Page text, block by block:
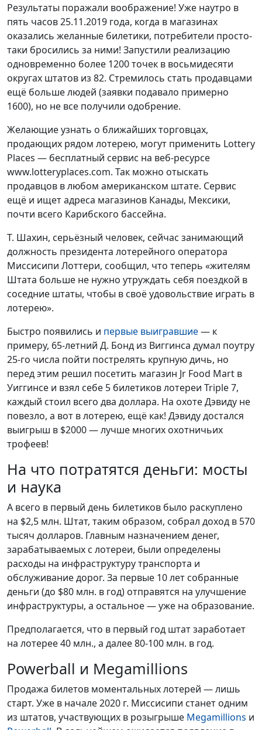
Результаты поражали воображение! Уже наутро в
пять часов 25.11.2019 года, когда в магазинах
оказались желанные билетики, потребители просто-
таки бросились за ними! Запустили реализацию
одновременно более 1200 точек в восьмидесяти
округах штатов из 82. Стремилось стать продавцами
ещё больше людей (заявки подавало примерно
1600), но не все получили одобрение.
Желающие узнать о ближайших торговцах,
продающих рядом лотерею, могут применить Lottery
Places — бесплатный сервис на веб-ресурсе
www.lotteryplaces.com. Так можно отыскать
продавцов в любом американском штате. Сервис
ещё и ищет адреса магазинов Канады, Мексики,
почти всего Карибского бассейна.
Т. Шахин, серьёзный человек, сейчас занимающий
должность президента лотерейного оператора
Миссисипи Лоттери, сообщил, что теперь «жителям
Штата больше не нужно утруждать себя поездкой в
соседние штаты, чтобы в своё удовольствие играть в
лотерею».
Быстро появились и первые выигравшие— к
примеру, 65-летний Д. Бонд из Виггинса думал поутру
25-го числа пойти пострелять крупную дичь, но
перед этим решил посетить магазин Jr Food Mart в
Уиггинсе и взял себе 5 билетиков лотереи Triple 7,
каждый стоил всего два доллара. На охоте Дэвиду не
повезло, а вот в лотерею, ещё как! Дэвиду достался
выигрыш в $2000 — лучше многих охотничьих
трофеев!
На что потратятся деньги: мосты
и наука
А всего в первый день билетиков было раскуплено
на $2,5 млн. Штат, таким образом, собрал доход в 570
тысяч долларов. Главным назначением денег,
зарабатываемых с лотереи, были определены
расходы на инфраструктуру транспорта и
обслуживание дорог. За первые 10 лет собранные
деньги (до $80 млн. в год) отправятся на улучшение
инфраструктуры, а остальное — уже на образование.
Предполагается, что в первый год штат заработает
на лотерее 40 млн., а далее 80-100 млн. в год.
Powerball и Megamillions
Продажа билетов моментальных лотерей — лишь
старт. Уже в начале 2020 г. Миссисипи станет одним
из штатов, участвующих в розыгрыше Megamillions и